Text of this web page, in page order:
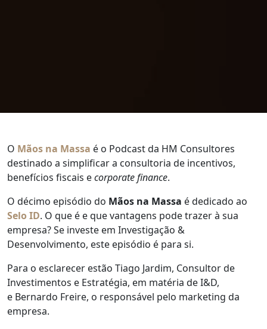
O Mãos na Massa é o Podcast da HM Consultores
destinado a simplificar a consultoria de incentivos,
benefícios fiscais ecorporate finance.
O décimo episódio do Mãos na Massa é dedicado ao
Selo ID. O que é e que vantagens pode trazer à sua
empresa? Se investe em Investigação &
Desenvolvimento, este episódio é para si.
Para o esclarecer estão Tiago Jardim, Consultor de
Investimentos e Estratégia, em matéria de I&D,
e Bernardo Freire, o responsável pelo marketing da
empresa.